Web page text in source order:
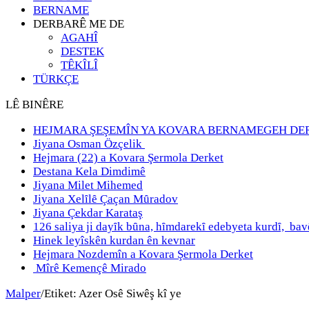
BERNAME
DERBARÊ ME DE
AGAHÎ
DESTEK
TÊKÎLÎ
TÜRKÇE
LÊ BINÊRE
HEJMARA ŞEŞEMÎN YA KOVARA BERNAMEGEH
Jiyana Osman Özçelik
Hejmara (22) a Kovara Şermola Derket
Destana Kela Dimdimê
Jiyana Milet Mihemed
Jiyana Xelȋlȇ Çaçan Mȗradov
Jiyana Çekdar Karataş
126 saliya ji dayȋk bȗna, hȋmdarekȋ edebyeta kurdȋ,
Hinek leyîskên kurdan ên kevnar
Hejmara Nozdemîn a Kovara Şermola Derket
Mîrê Kemençê Mirado
Malper/Etiket: Azer Osê Siwêş kî ye